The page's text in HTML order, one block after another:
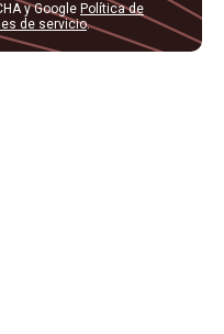
y Google Política de
de servicio.